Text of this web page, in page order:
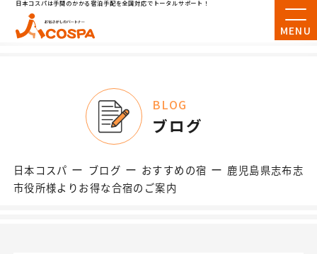
日本コスパは手間のかかる宿泊手配を全国対応でトータルサポート！
MENU
BLOG
ブログ
日本コスパ ー ブログ ー おすすめの宿 ー 鹿児島県志布志
市役所様よりお得な合宿のご案内